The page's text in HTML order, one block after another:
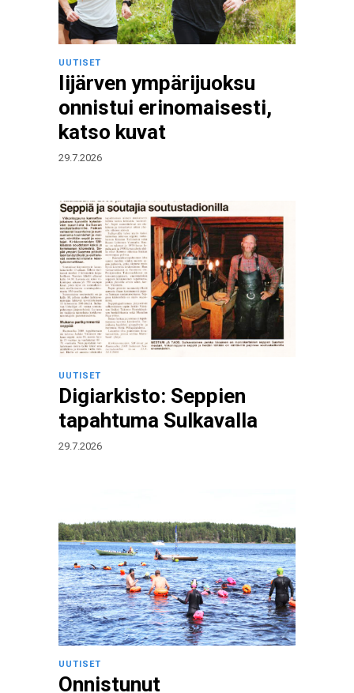
UUTISET
Iijärven ympärijuoksu
onnistui erinomaisesti,
katso kuvat
29.7.2026
UUTISET
Digiarkisto: Seppien
tapahtuma Sulkavalla
29.7.2026
UUTISET
Onnistunut